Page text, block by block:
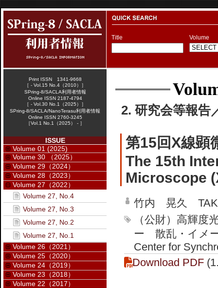
Title Volume
2. 研究会等報告
第15回X線顕
The 15th
Microscope
竹内 晃久
（公財）高輝
ー 散乱・イメ
Center for
Download PDF
Print ISSN 1341-9668
［ - Vol.15 No.4（2010）］
SPring-8/SACLA利用者情報
Online ISSN 2187-4794
［ - Vol.30 No.1（2025）］
SPring-8/SACLA/NanoTerasu利用者情報
Online ISSN 2760-3245
［Vol.1 No.1（2025） - ］
ISSUE
Volume 01 (2025)
Volume 30 （2025）
Volume 29（2024）
Volume 28（2023）
Volume 27（2022）
Volume 27, No.4
Volume 27, No.3
Volume 27, No.2
Volume 27, No.1
Volume 26（2021）
Volume 25（2020）
Volume 24（2019）
Volume 23（2018）
Volume 22（2017）